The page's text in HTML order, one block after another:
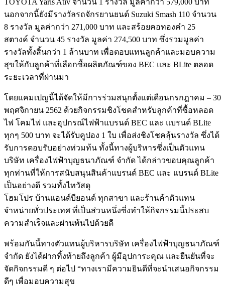
นอกจากนี้ยังมีรางวัลรถจักรยานยนต์ Suzuki Smash 110 จำนวน
8 รางวัล มูลค่ากว่า 271,000 บาท และสร้อยคอทองคำ 25
สตางค์ จำนวน 45 รางวัล มูลค่า 274,500 บาท ซึ่งรวมมูลค่า
รางวัลทั้งสิ้นกว่า 1 ล้านบาท เพื่อตอบแทนลูกค้าและมอบความ
สุขให้กับลูกค้าที่เลือกซื้อผลิตภัณฑ์ของ BEC และ BLite ตลอด
ระยะเวลาที่ผ่านมา
โดยแคมเปญนี้ได้จัดให้มีการร่วมสนุกตั้งแต่เดือนกรกฎาคม – 30
พฤศจิกายน 2562 ด้วยกิจกรรมชิงโชคสำหรับลูกค้าที่ซื้อหลอด
ไฟ โคมไฟ และอุปกรณ์ไฟฟ้าแบรนด์ BEC และ แบรนด์ BLite
ทุกๆ 500 บาท จะได้รับคูปอง 1 ใบ เพื่อส่งชิงโชคลุ้นรางวัล ซึ่งได้
รับการตอบรับอย่างท่วมท้น ทั้งนี้ทางผู้บริหารซึ่งเป็นตัวแทน
บริษัท เครื่องไฟฟ้าบุญธนาภัณฑ์ จำกัด ได้กล่าวขอบคุณลูกค้า
ทุกท่านที่ให้การสนับสนุนสินค้าแบรนด์ BEC และ แบรนด์ BLite
เป็นอย่างดี รวมทั้งไทวัสดุ
โฮมโปร บ้านแอนด์บียอนด์ ทุกสาขา และร้านค้าตัวแทน
จำหน่ายทั่วประเทศ ที่เป็นส่วนหนึ่งซี่งทำให้กิจกรรมนี้ประสบ
ความสำเร็จและผ่านพ้นไปด้วยดี
พร้อมกันนี้ทางตัวแทนผู้บริหารบริษัท เครื่องไฟฟ้าบุญธนาภัณฑ์
จำกัด ยังได้ฝากทิ้งท้ายถึงลูกค้า ผู้มีอุปการะคุณ และยืนยันที่จะ
จัดกิจกรรมดี ๆ ต่อไป “ทางเรามีความยินดีที่จะนำเสนอกิจกรรม
ดีๆ เพื่อมอบความสุข